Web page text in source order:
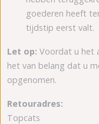
goederen heeft
tijdstip eerst valt.
Let op: Voordat u het
het van belang dat u
opgenomen.
Retouradres:
Topcats